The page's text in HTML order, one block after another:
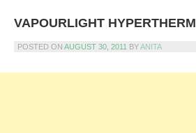
VAPOURLIGHT HYPERTHERM
POSTED ON AUGUST 30, 2011 BYANITA